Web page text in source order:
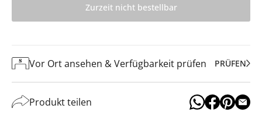
Zurzeit nicht bestellbar
Vor Ort ansehen & Verfügbarkeit prüfen PRÜFEN
Produkt teilen